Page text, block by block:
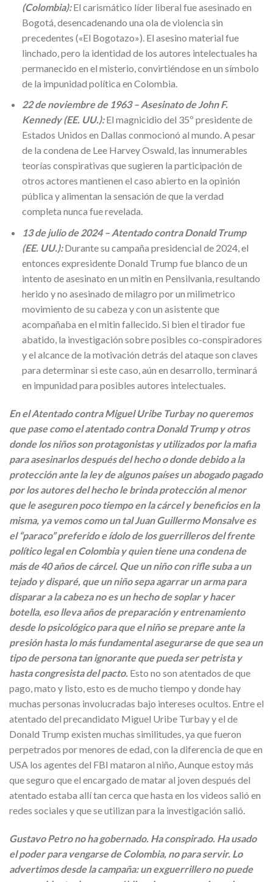
(Colombia):El carismático líder liberal fue asesinado en
Bogotá, desencadenando una ola de violencia sin
precedentes («El Bogotazo»). El asesino material fue
linchado, pero la identidad de los autores intelectuales ha
permanecido en el misterio, convirtiéndose en un símbolo
de la impunidad política en Colombia.
22 de noviembre de 1963 – Asesinato de John F.
Kennedy (EE. UU.):El magnicidio del 35º presidente de
Estados Unidos en Dallas conmocionó al mundo. A pesar
de la condena de Lee Harvey Oswald, las innumerables
teorías conspirativas que sugieren la participación de
otros actores mantienen el caso abierto en la opinión
pública y alimentan la sensación de que la verdad
completa nunca fue revelada.
13 de julio de 2024 – Atentado contra Donald Trump
(EE. UU.):Durante su campaña presidencial de 2024, el
entonces expresidente Donald Trump fue blanco de un
intento de asesinato en un mitin en Pensilvania, resultando
herido y no asesinado de milagro por un milimetrico
movimiento de su cabeza y con un asistente que
acompañaba en el mitin fallecido. Si bien el tirador fue
abatido, la investigación sobre posibles co-conspiradores
y el alcance de la motivación detrás del ataque son claves
para determinar si este caso, aún en desarrollo, terminará
en impunidad para posibles autores intelectuales.
En el Atentado contra Miguel Uribe Turbayno queremos
que pase como el atentado contra Donald Trump y otros
donde los niños son protagonistas y utilizados por la mafia
para asesinarlos después del hecho o donde debido a la
protección ante la ley de algunos países un abogado pagado
por los autores del hecho le brinda protección al menor
que le aseguren poco tiempo en la cárcel y beneficios en la
misma, ya vemos como un tal Juan Guillermo Monsalve es
el “paraco” preferido e ídolo de los guerrilleros del frente
político legal en Colombia y quien tiene una condena de
más de 40 años de cárcel. Que un niño con rifle suba a un
tejado y disparé, que un niño sepa agarrar un arma para
disparar a la cabeza no es un hecho de soplar y hacer
botella, eso lleva años de preparación y entrenamiento
desde lo psicológico para que el niño se prepare ante la
presión hasta lo más fundamental asegurarse de que sea un
tipo de persona tan ignorante que pueda ser petrista y
hasta congresista del pacto. Esto no son atentados de que
pago, mato y listo, esto es de mucho tiempo y donde hay
muchas personas involucradas bajo intereses ocultos. Entre el
atentado del precandidato Miguel Uribe Turbay y el de
Donald Trump existen muchas similitudes, ya que fueron
perpetrados por menores de edad, con la diferencia de que en
USA los agentes del FBI mataron al niño, Aunque estoy más
que seguro que el encargado de matar al joven después del
atentado estaba allí tan cerca que hasta en los videos salió en
redes sociales y que se utilizan para la investigación salió.
Gustavo Petro no ha gobernado. Ha conspirado. Ha usado
el poder para vengarse de Colombia, no para servir. Lo
advertimos desde la campaña: un exguerrillero no puede